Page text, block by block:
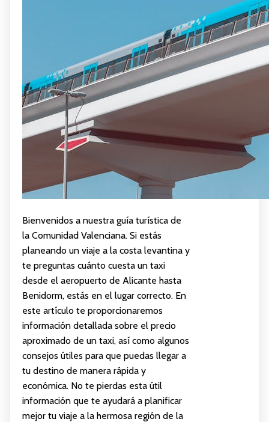
Bienvenidos a nuestra guía turística de
la Comunidad Valenciana. Si estás
planeando un viaje a la costa levantina y
te preguntas cuánto cuesta un taxi
desde el aeropuerto de Alicante hasta
Benidorm, estás en el lugar correcto. En
este artículo te proporcionaremos
información detallada sobre el precio
aproximado de un taxi, así como algunos
consejos útiles para que puedas llegar a
tu destino de manera rápida y
económica. No te pierdas esta útil
información que te ayudará a planificar
mejor tu viaje a la hermosa región de la